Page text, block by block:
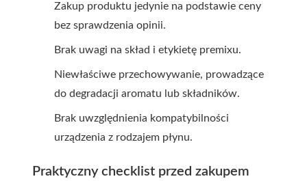
Zakup produktu jedynie na podstawie ceny
bez sprawdzenia opinii.
Brak uwagi na skład i etykietę premixu.
Niewłaściwe przechowywanie, prowadzące
do degradacji aromatu lub składników.
Brak uwzględnienia kompatybilności
urządzenia z rodzajem płynu.
Praktyczny checklist przed zakupem